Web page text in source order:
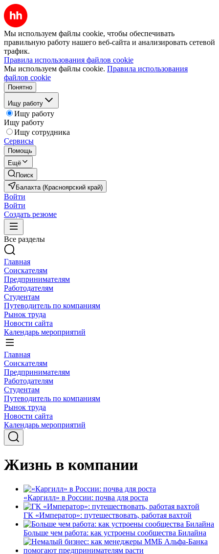
Мы используем файлы cookie, чтобы обеспечивать
правильную работу нашего веб-сайта и анализировать сетевой
трафик.
Правила использования файлов cookie
Мы используем файлы cookie. Правила использования
файлов cookie
Понятно
Ищу работу
Ищу работу
Ищу работу
Ищу сотрудника
Сервисы
Помощь
Ещё
Поиск
Балахта (Красноярский край)
Войти
Войти
Создать резюме
Все разделы
Главная
Соискателям
Предпринимателям
Работодателям
Студентам
Путеводитель по компаниям
Рынок труда
Новости сайта
Календарь мероприятий
Главная
Соискателям
Предпринимателям
Работодателям
Студентам
Путеводитель по компаниям
Рынок труда
Новости сайта
Календарь мероприятий
Жизнь в компании
«Каргилл» в России: почва для роста
ГК «Император»: путешествовать, работая вахтой
Больше чем работа: как устроены сообщества Билайна